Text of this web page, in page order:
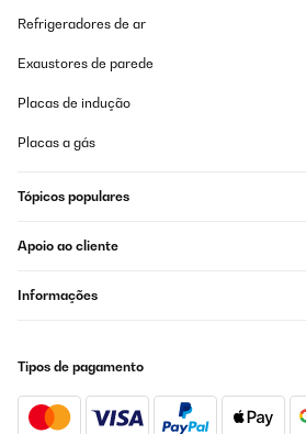
Refrigeradores de ar
Exaustores de parede
Placas de indução
Placas a gás
Tópicos populares
Apoio ao cliente
Informações
Tipos de pagamento